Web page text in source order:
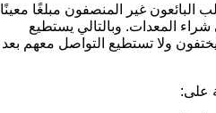
البائعون غير المنصفون مبلغًا معينًا
المعدات. وبالتالي يستطيع
ولا تستطيع التواصل معهم بعد
على: